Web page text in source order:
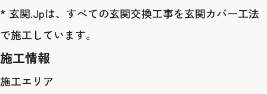
* 玄関.Jpは、すべての玄関交換工事を玄関カバー工法
で施工しています。
施工情報
施工エリア